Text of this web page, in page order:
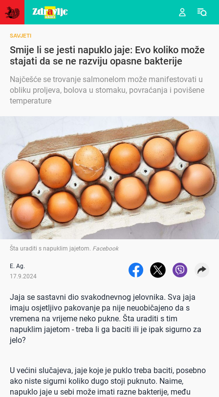
SAVJETI
Smije li se jesti napuklo jaje: Evo koliko može
stajati da se ne razviju opasne bakterije
Najčešće se trovanje salmonelom može manifestovati u
obliku proljeva, bolova u stomaku, povraćanja i povišene
temperature
Šta uraditi s napuklim jajetom Facebook
E. Ag.
17.9.2024
Jaja se sastavni dio svakodnevnog jelovnika. Sva jaja
imaju osjetljivo pakovanje pa nije neuobičajeno da s
vremena na vrijeme neko pukne. Šta uraditi s tim
napuklim jajetom - treba li ga baciti ili je ipak sigurno za
jelo?
U većini slučajeva, jaje koje je puklo treba baciti, posebno
ako niste sigurni koliko dugo stoji puknuto. Naime,
napuklo jaje u sebi može imati razne bakterije, među